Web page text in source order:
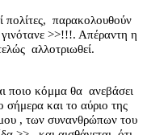
πολίτες, παρακολουθούν
>>!!!. Απέραντη η
αλλοτριωθεί.
ποιο κόμμα θα ανεβάσει
σήμερα και το αύριο της
, των συνανθρώπων του